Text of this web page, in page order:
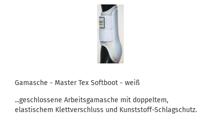
Gamasche - Master Tex Softboot - weiß
...geschlossene Arbeitsgamasche mit doppeltem,
elastischem Klettverschluss und Kunststoff-Schlagschutz.